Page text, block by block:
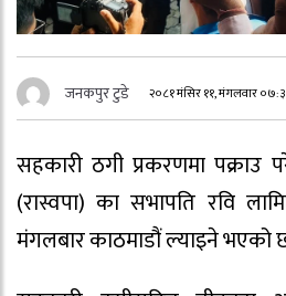
जनकपुर टुडे २०८१ मंसिर ११, मंगलवार
सहकारी ठगी प्रकरणमा पक्राउ
(रास्वपा) का सभापति रवि
मंगलबार काठमाडौं ल्याइने भएको